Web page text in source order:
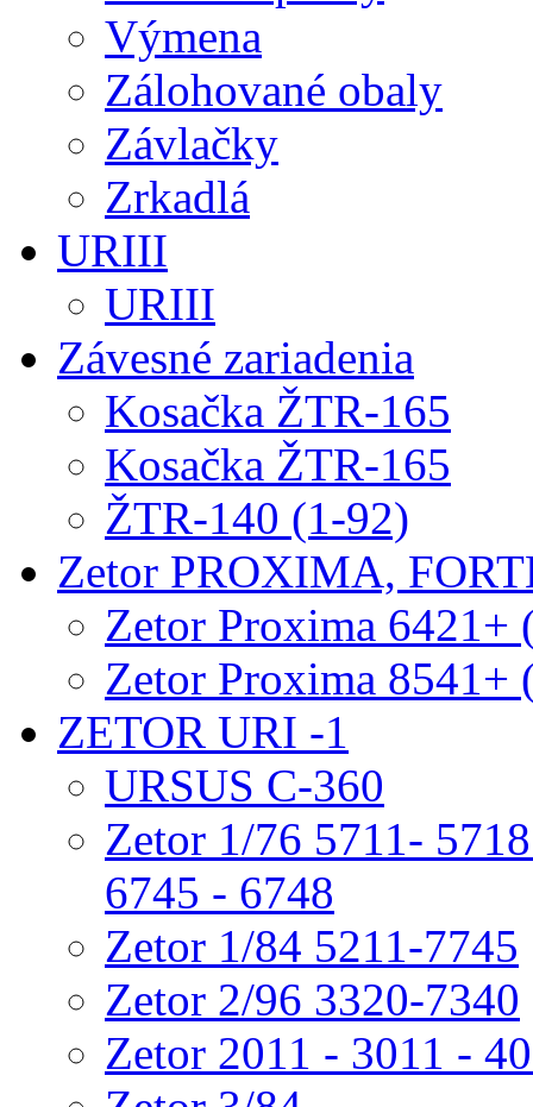
Výmena
Zálohované obaly
Závlačky
Zrkadlá
URIII
URIII
Závesné zariadenia
Kosačka ŽTR-165
Kosačka ŽTR-165
ŽTR-140 (1-92)
Zetor PROXIMA,
Zetor Proxima 6421+
Zetor Proxima 8541+
ZETOR URI -1
URSUS C-360
Zetor 1/76 5711-
6745 - 6748
Zetor 1/84 5211-7745
Zetor 2/96 3320-7340
Zetor 2011 - 3011 -